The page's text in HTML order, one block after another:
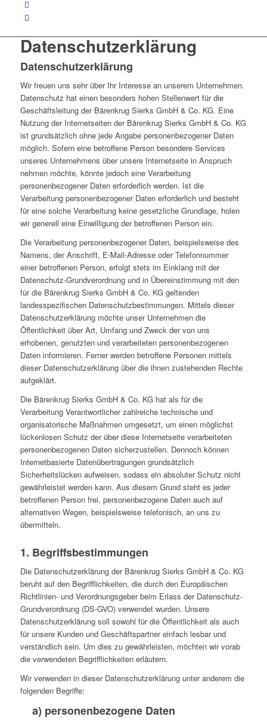
Datenschutzerklärung
Datenschutzerklärung
Wir freuen uns sehr über Ihr Interesse an unserem Unternehmen.
Datenschutz hat einen besonders hohen Stellenwert für die
Geschäftsleitung der Bärenkrug Sierks GmbH & Co. KG. Eine
Nutzung der Internetseiten der Bärenkrug Sierks GmbH & Co. KG
ist grundsätzlich ohne jede Angabe personenbezogener Daten
möglich. Sofern eine betroffene Person besondere Services
unseres Unternehmens über unsere Internetseite in Anspruch
nehmen möchte, könnte jedoch eine Verarbeitung
personenbezogener Daten erforderlich werden. Ist die
Verarbeitung personenbezogener Daten erforderlich und besteht
für eine solche Verarbeitung keine gesetzliche Grundlage, holen
wir generell eine Einwilligung der betroffenen Person ein.
Die Verarbeitung personenbezogener Daten, beispielsweise des
Namens, der Anschrift, E-Mail-Adresse oder Telefonnummer
einer betroffenen Person, erfolgt stets im Einklang mit der
Datenschutz-Grundverordnung und in Übereinstimmung mit den
für die Bärenkrug Sierks GmbH & Co. KG geltenden
landesspezifischen Datenschutzbestimmungen. Mittels dieser
Datenschutzerklärung möchte unser Unternehmen die
Öffentlichkeit über Art, Umfang und Zweck der von uns
erhobenen, genutzten und verarbeiteten personenbezogenen
Daten informieren. Ferner werden betroffene Personen mittels
dieser Datenschutzerklärung über die ihnen zustehenden Rechte
aufgeklärt.
Die Bärenkrug Sierks GmbH & Co. KG hat als für die
Verarbeitung Verantwortlicher zahlreiche technische und
organisatorische Maßnahmen umgesetzt, um einen möglichst
lückenlosen Schutz der über diese Internetseite verarbeiteten
personenbezogenen Daten sicherzustellen. Dennoch können
Internetbasierte Datenübertragungen grundsätzlich
Sicherheitslücken aufweisen, sodass ein absoluter Schutz nicht
gewährleistet werden kann. Aus diesem Grund steht es jeder
betroffenen Person frei, personenbezogene Daten auch auf
alternativen Wegen, beispielsweise telefonisch, an uns zu
übermitteln.
1. Begriffsbestimmungen
Die Datenschutzerklärung der Bärenkrug Sierks GmbH & Co. KG
beruht auf den Begrifflichkeiten, die durch den Europäischen
Richtlinien- und Verordnungsgeber beim Erlass der Datenschutz-
Grundverordnung (DS-GVO) verwendet wurden. Unsere
Datenschutzerklärung soll sowohl für die Öffentlichkeit als auch
für unsere Kunden und Geschäftspartner einfach lesbar und
verständlich sein. Um dies zu gewährleisten, möchten wir vorab
die verwendeten Begrifflichkeiten erläutern.
Wir verwenden in dieser Datenschutzerklärung unter anderem die
folgenden Begriffe:
a) personenbezogene Daten